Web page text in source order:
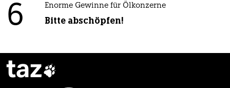
6 Enorme Gewinne für Ölkonzerne
Bitte abschöpfen!
taz